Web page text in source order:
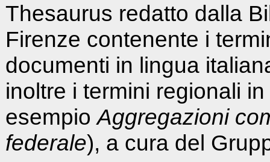
Thesaurus redatto dalla
Firenze contenente i
documenti in lingua
inoltre i termini regionali
esempioAggregazioni
federale), a cura del